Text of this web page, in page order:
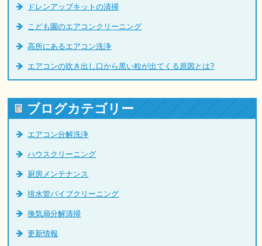
ドレンアップキットの清掃
こども園のエアコンクリーニング
高所にあるエアコン洗浄
エアコンの吹き出し口から黒い粒が出てくる原因とは?
ブログカテゴリー
エアコン分解洗浄
ハウスクリーニング
厨房メンテナンス
排水管パイプクリーニング
換気扇分解清掃
更新情報